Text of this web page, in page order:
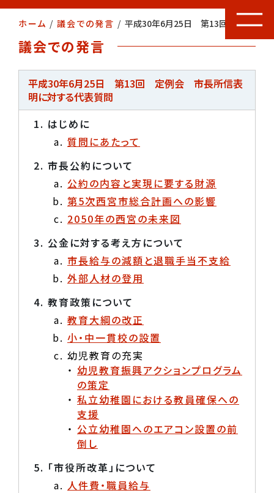
ホーム / 議会での発言 / 平成30年6月25日 第13回 定例会 市長所信表明に対する代表質問
議会での発言
平成30年6月25日 第13回 定例会 市長所信表
明に対する代表質問
はじめに
質問にあたって
市長公約について
公約の内容と実現に要する財源
第5次西宮市総合計画への影響
2050年の西宮の未来図
公金に対する考え方について
市長給与の減額と退職手当不支給
外部人材の登用
教育政策について
教育大綱の改正
小・中一貫校の設置
幼児教育の充実
幼児教育振興アクションプログラム
の策定
私立幼稚園における教員確保への
支援
公立幼稚園へのエアコン設置の前
倒し
「市役所改革」について
人件費・職員給与